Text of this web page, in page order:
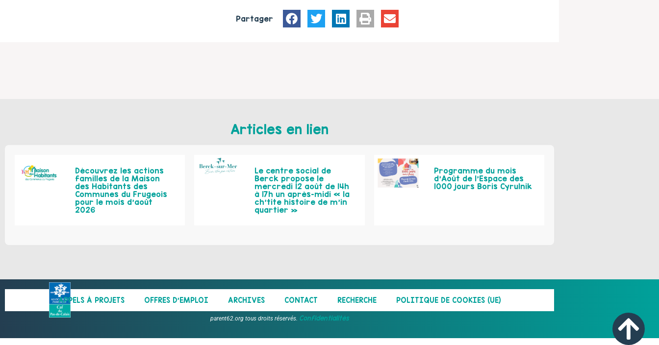
Partager
Articles en lien
Découvrez les actions
familles de la Maison
des Habitants des
Communes du Frugeois
pour le mois d’août
2026
Le centre social de
Berck propose le
mercredi 12 août de 14h
à 17h un après-midi « la
ch’tite histoire de m’in
quartier »
Programme du mois
d’Août de l’Espace des
1000 jours Boris Cyrulnik
APPELS À PROJETS OFFRES D’EMPLOI ARCHIVES CONTACT RECHERCHE POLITIQUE DE COOKIES (UE)
parent62.org tous droits réservés. Confidentialités